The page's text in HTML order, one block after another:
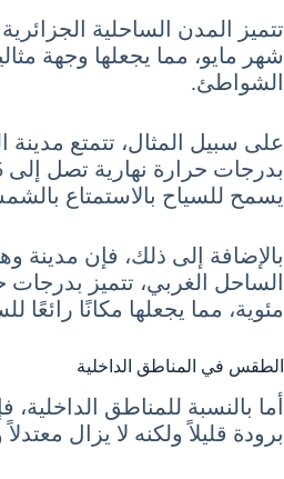
تتميز المدن الساحلية
شهر مايو، مما يجعلها وجهة
الشواطئ.
على سبيل المثال، تتمتع مدينة
يسمح للسياح بالاستمتاع
بالإضافة إلى ذلك، فإن مدينة
مئوية، مما يجعلها مكانًا رائعًا
الطقس في المناطق الداخلية
أما بالنسبة للمناطق
برودة قليلاً ولكنه لا يزال